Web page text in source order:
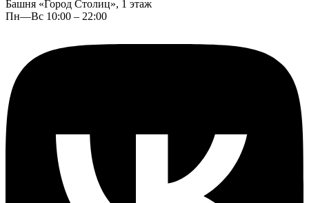
Башня «Город Столиц», 1 этаж
Пн—Вс 10:00 – 22:00